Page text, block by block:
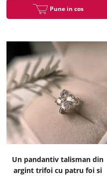
Pune in cos
Un pandantiv talisman din
argint trifoi cu patru foi si